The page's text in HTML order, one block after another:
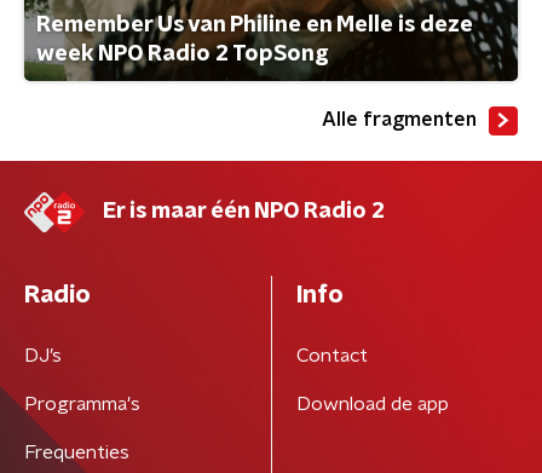
Remember Us van Philine en Melle is deze
week NPO Radio 2 TopSong
Alle fragmenten
Er is maar één NPO Radio 2
Radio
DJ’s
Programma's
Frequenties
Info
Contact
Download de app